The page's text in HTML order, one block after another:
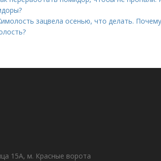
зацвела осенью, что делать.
15А, м. Красные ворота